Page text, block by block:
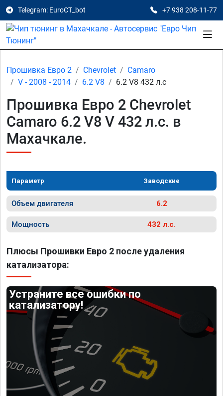
Telegram: EuroCT_bot +7 938 208-11-77
Прошивка Евро 2 Chevrolet
Camaro
V - 2008 - 2014
6.2 V8 6.2 V8 432 л.с
Прошивка Евро 2 Chevrolet
Camaro 6.2 V8 V 432 л.с. в
Махачкале.
Параметр Заводские
Объем двигателя 6.2
Мощность 432 л.с.
Плюсы Прошивки Евро 2 после удаления
катализатора:
Устраните все ошибки по
катализатору!